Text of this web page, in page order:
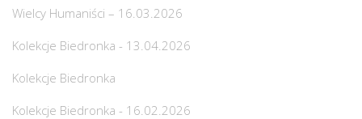
Wielcy Humaniści – 16.03.2026
Kolekcje Biedronka - 13.04.2026
Kolekcje Biedronka
Kolekcje Biedronka - 16.02.2026